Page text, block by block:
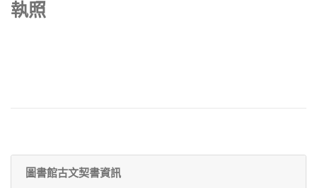
執照
圖書館古文契書資訊